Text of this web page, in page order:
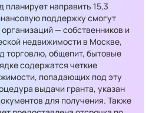
планирует направить 15,3
поддержку смогут
— собственников и
недвижимости в Москве,
торговлю, общепит, бытовые
содержатся четкие
попадающих под эту
выдачи гранта, указан
для получения. Также